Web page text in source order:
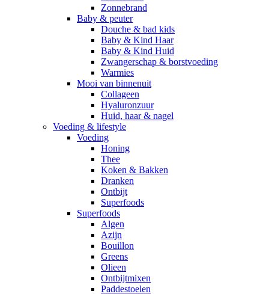
Zonnebrand
Baby & peuter
Douche & bad kids
Baby & Kind Haar
Baby & Kind Huid
Zwangerschap & borstvoeding
Warmies
Mooi van binnenuit
Collageen
Hyaluronzuur
Huid, haar & nagel
Voeding & lifestyle
Voeding
Honing
Thee
Koken & Bakken
Dranken
Ontbijt
Superfoods
Superfoods
Algen
Azijn
Bouillon
Greens
Olieen
Ontbijtmixen
Paddestoelen